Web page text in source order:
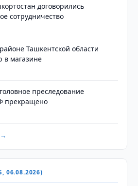
договорились
сотрудничество
Ташкентской области
в магазине
преследование
прекращено